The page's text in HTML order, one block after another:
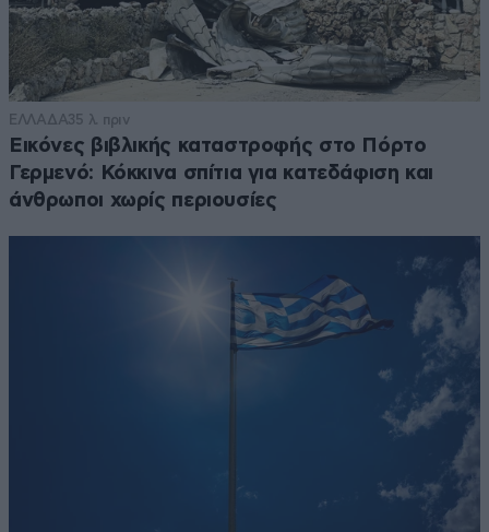
ΕΛΛΑΔΑ35 λ. πριν
Εικόνες βιβλικής καταστροφής στο Πόρτο
Γερμενό: Κόκκινα σπίτια για κατεδάφιση και
άνθρωποι χωρίς περιουσίες